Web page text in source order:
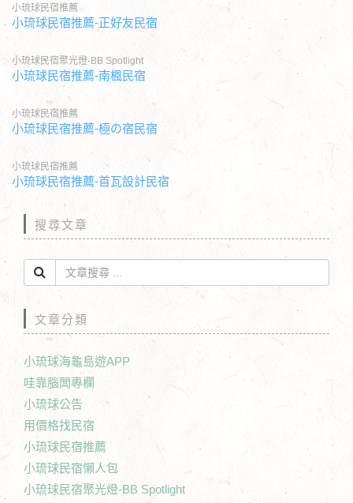
小琉球民宿推薦
小琉球民宿推薦-正好友民宿
小琉球民宿聚光燈-BB Spotlight
小琉球民宿推薦-南楓民宿
小琉球民宿推薦
小琉球民宿推薦-極の宿民宿
小琉球民宿推薦
小琉球民宿推薦-首瓦設計民宿
搜尋文章
文章分類
小琉球海龜島遊APP
哇靠腦闆專欄
小琉球公告
用價格找民宿
小琉球民宿推薦
小琉球民宿懶人包
小琉球民宿聚光燈-BB Spotlight